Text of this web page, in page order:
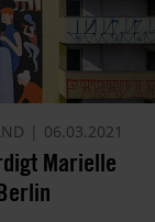
06.03.2021
Marielle